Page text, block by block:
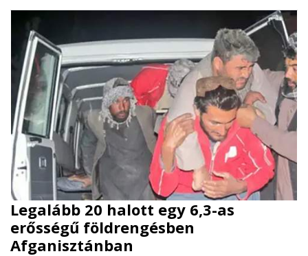
Legalább 20 halott egy 6,3-as
erősségű földrengésben
Afganisztánban